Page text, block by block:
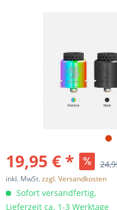
19,95 € *
inkl. MwSt.zzgl. Versandkosten
Sofort versandfertig,
Lieferzeit ca. 1-3 Werktage